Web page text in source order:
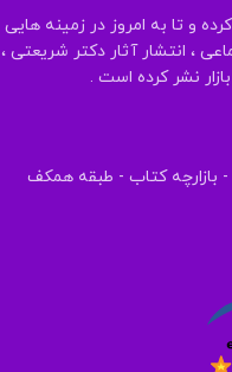
۱۳۳۶ آغاز به کار کرده و تا به امروز در زمینه هایی
، انتشار آثار دکتر شریعتی ،
بازارچه کتاب - طبقه همکف